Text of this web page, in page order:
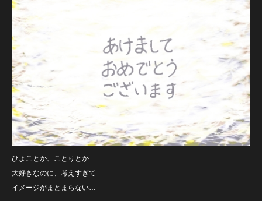
ひよことか、ことりとか
大好きなのに、考えすぎて
イメージがまとまらない…